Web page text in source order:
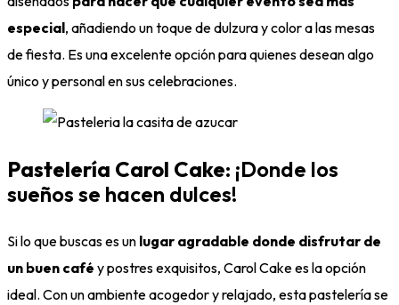
especial, añadiendo un toque de dulzura y color a las mesas
de fiesta. Es una excelente opción para quienes desean algo
único y personal en sus celebraciones.
Pastelería Carol Cake: ¡Donde los
sueños se hacen dulces!
Si lo que buscas es un lugar agradable donde disfrutar de
un buen café y postres exquisitos, Carol Cake es la opción
ideal. Con un ambiente acogedor y relajado, esta pastelería se